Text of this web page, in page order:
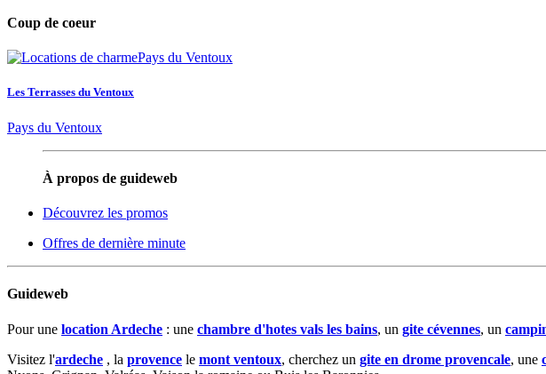
Coup de coeur
Les Terrasses du Ventoux
Pays du Ventoux
À propos de guideweb
Découvrez les promos
Offres de dernière minute
Guideweb
Pour une location Ardeche : une chambre d'hotes vals les bains, un gite cévennes, un
Visitez l'ardeche , la provence le mont ventoux, cherchez un gite en drome provencale, une